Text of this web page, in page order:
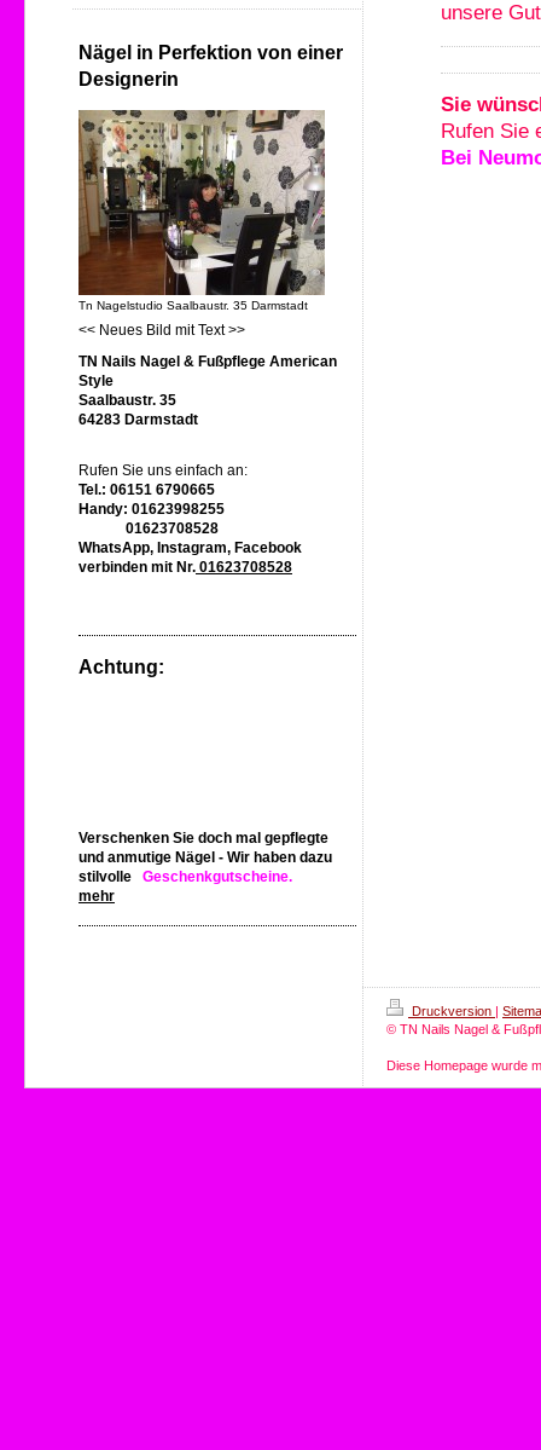
unsere
Sie
Rufen Sie
Bei
Nägel in Perfektion von einer
Designerin
Tn Nagelstudio Saalbaustr. 35 Darmstadt
<< Neues Bild mit Text >>
TN Nails Nagel & Fußpflege American
Style
Saalbaustr. 35
64283 Darmstadt
Rufen Sie uns einfach an:
Tel.: 06151 6790665
Handy: 01623998255
01623708528
WhatsApp, Instagram, Facebook
verbinden mit Nr. 01623708528
Achtung:
Verschenken Sie doch mal gepflegte
und anmutige Nägel - Wir haben dazu
stilvolle Geschenkgutscheine.
mehr
Druckversion |
© TN Nails Nagel &
Diese Homepage wurde